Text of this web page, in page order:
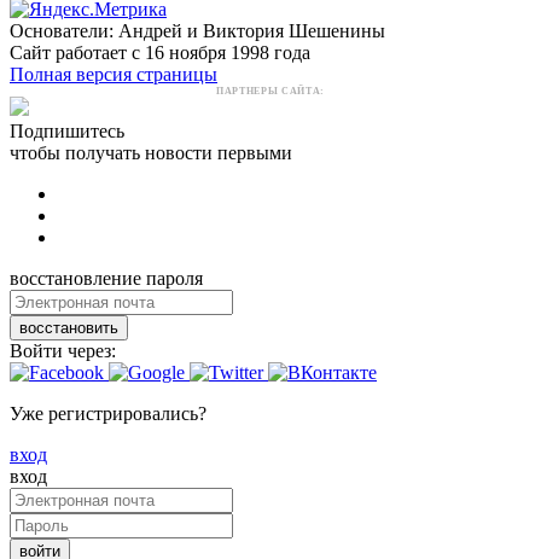
Основатели: Андрей и Виктория Шешенины
Сайт работает с 16 ноября 1998 года
Полная версия страницы
ПАРТНЕРЫ САЙТА:
Подпишитесь
чтобы получать новости первыми
восстановление пароля
восстановить
Войти через:
Уже регистрировались?
вход
вход
войти